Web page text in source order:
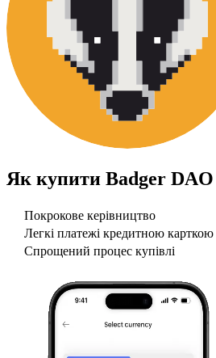
Як купити Badger
Покрокове керівництво
Легкі платежі кредитною карткою
Спрощений процес купівлі